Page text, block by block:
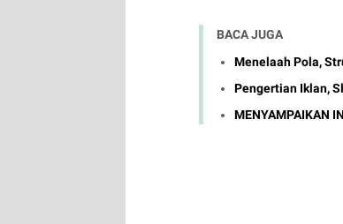
BACA JUGA
Menelaah Pola,
Pengertian Iklan,
MENYAMPAIKAN